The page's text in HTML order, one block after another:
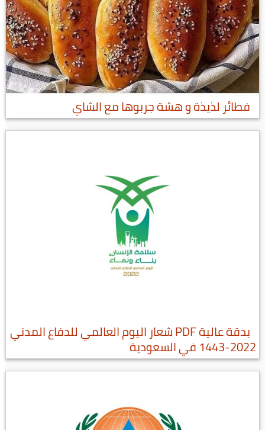
فطائر لذيذة و هشة جربوها مع الشاي
بدقة عالية PDF شعار اليوم العالمي للدفاع المدني
2022-1443 في السعودية